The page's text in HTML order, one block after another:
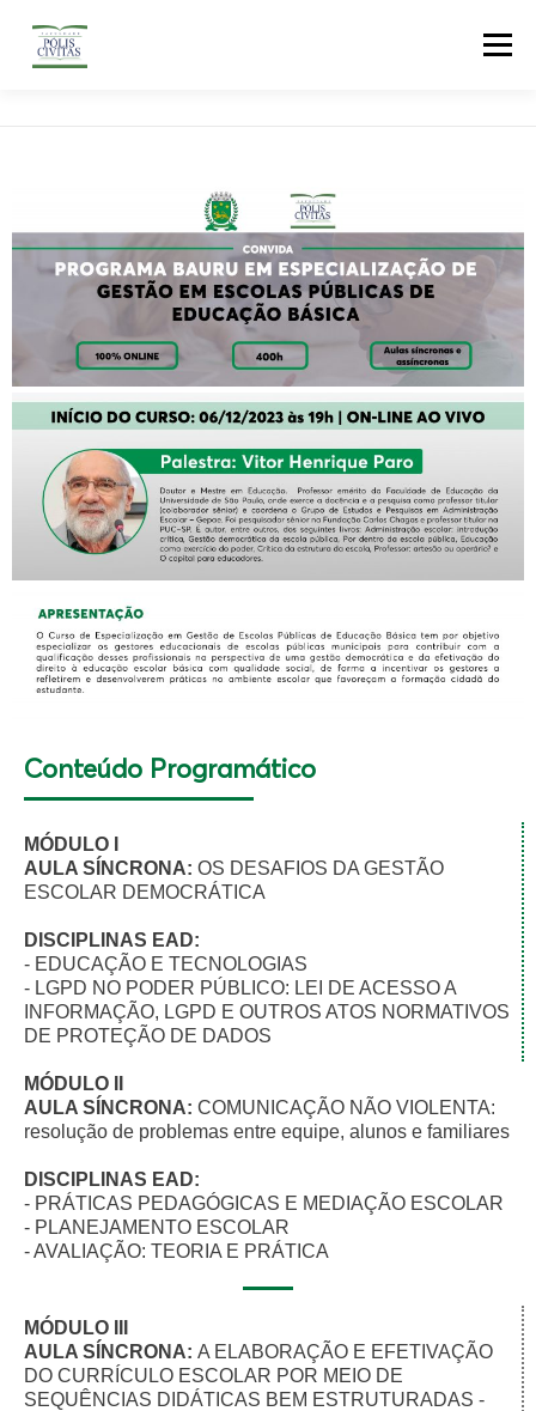
Menu
Extensão
Secretaria Digital Portal Do Aluno
Conteúdo Programático
MÓDULO I
AULA SÍNCRONA: OS DESAFIOS DA GESTÃO
ESCOLAR DEMOCRÁTICA
DISCIPLINAS EAD:
- EDUCAÇÃO E TECNOLOGIAS
- LGPD NO PODER PÚBLICO: LEI DE ACESSO A
INFORMAÇÃO, LGPD E OUTROS ATOS NORMATIVOS
DE PROTEÇÃO DE DADOS
MÓDULO II
AULA SÍNCRONA: COMUNICAÇÃO NÃO VIOLENTA:
resolução de problemas entre equipe, alunos e familiares
DISCIPLINAS EAD:
- PRÁTICAS PEDAGÓGICAS E MEDIAÇÃO ESCOLAR​
- PLANEJAMENTO ESCOLAR
- AVALIAÇÃO: TEORIA E PRÁTICA
MÓDULO III
AULA SÍNCRONA: A ELABORAÇÃO E EFETIVAÇÃO
DO CURRÍCULO ESCOLAR POR MEIO DE
SEQUÊNCIAS DIDÁTICAS BEM ESTRUTURADAS -